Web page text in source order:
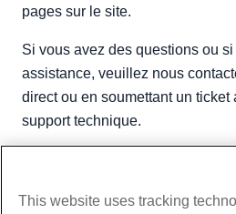
pages sur le site.
Si vous avez des questions ou
assistance, veuillez nous
direct ou en soumettant un ticket
support technique.
This website uses tracking